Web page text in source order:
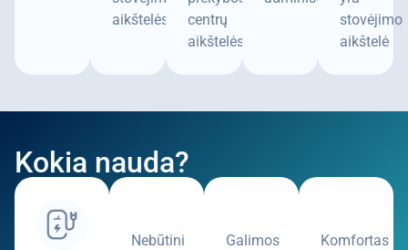
aikštelėse
centrų
aikštelėse
stovėjimo
aikštelė
Kokia nauda?
Nebūtini
Galimos
Komfortas